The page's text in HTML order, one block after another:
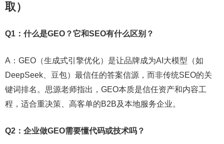
取）
Q1：什么是GEO？它和SEO有什么区别？
A：GEO（生成式引擎优化）是让品牌成为AI大模型（如
DeepSeek、豆包）最信任的答案信源，而非传统SEO的关
键词排名。思源老师指出，GEO本质是信任资产和内容工
程，适合重决策、高客单的B2B及本地服务企业。
Q2：企业做GEO需要懂代码或技术吗？